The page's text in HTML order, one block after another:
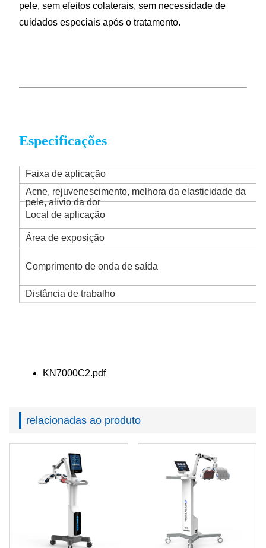
pele, sem efeitos colaterais, sem necessidade de
cuidados especiais após o tratamento.
Especificações
Faixa de aplicação
Acne, rejuvenescimento, melhora da elasticidade da
pele, alívio da dor
Local de aplicação
Área de exposição
Comprimento de onda de saída
Distância de trabalho
KN7000C2.pdf
relacionadas ao produto